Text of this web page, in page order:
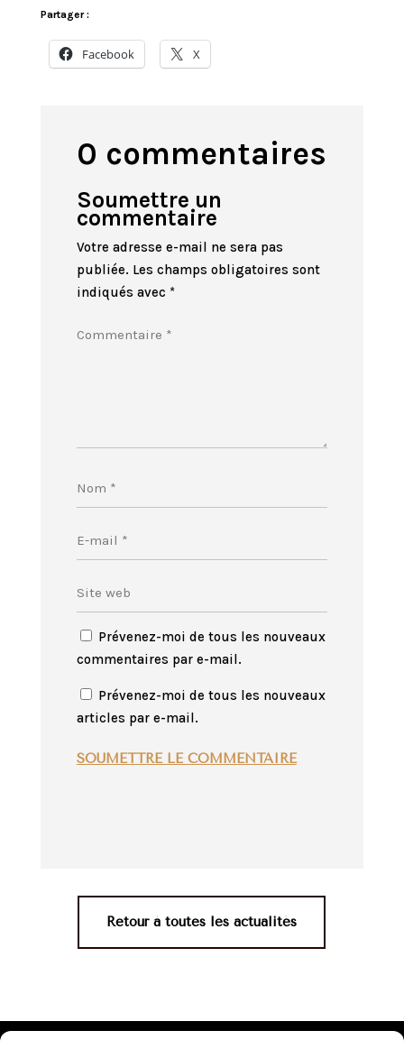
Partager :
Facebook X
0 commentaires
Soumettre un
commentaire
Votre adresse e-mail ne sera pas
publiée. Les champs obligatoires sont
indiqués avec *
Prévenez-moi de tous les nouveaux
commentaires par e-mail.
Prévenez-moi de tous les nouveaux
articles par e-mail.
SOUMETTRE LE COMMENTAIRE
Retour à toutes les actualités